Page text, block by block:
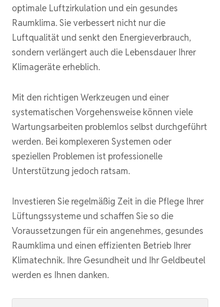
optimale Luftzirkulation und ein gesundes
Raumklima. Sie verbessert nicht nur die
Luftqualität und senkt den Energieverbrauch,
sondern verlängert auch die Lebensdauer Ihrer
Klimageräte erheblich.
Mit den richtigen Werkzeugen und einer
systematischen Vorgehensweise können viele
Wartungsarbeiten problemlos selbst durchgeführt
werden. Bei komplexeren Systemen oder
speziellen Problemen ist professionelle
Unterstützung jedoch ratsam.
Investieren Sie regelmäßig Zeit in die Pflege Ihrer
Lüftungssysteme und schaffen Sie so die
Voraussetzungen für ein angenehmes, gesundes
Raumklima und einen effizienten Betrieb Ihrer
Klimatechnik. Ihre Gesundheit und Ihr Geldbeutel
werden es Ihnen danken.